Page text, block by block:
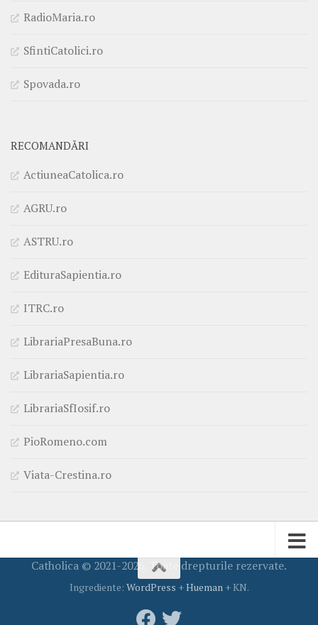
RadioMaria.ro
SfintiCatolici.ro
Spovada.ro
RECOMANDĂRI
ActiuneaCatolica.ro
AGRU.ro
ASTRU.ro
EdituraSapientia.ro
ITRC.ro
LibrariaPresaBuna.ro
LibrariaSapientia.ro
LibrariaSfIosif.ro
PioRomeno.com
Viata-Crestina.ro
Catholica © 2021-2026. Toate drepturile rezervate.
Ingrediente: WordPress +Hueman+ KN.